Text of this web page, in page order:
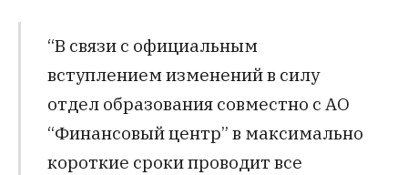
“В связи с официальным
вступлением изменений в силу
отдел образования совместно с АО
“Финансовый центр” в максимально
короткие сроки проводит все